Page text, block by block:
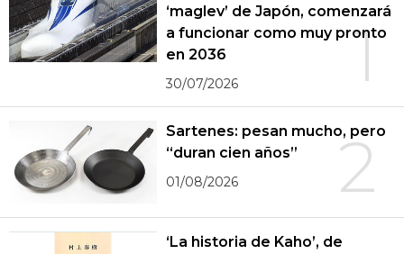
1
‘maglev’ de Japón, comenzará
a funcionar como muy pronto
en 2036
30/07/2026
2
Sartenes: pesan mucho, pero
“duran cien años”
01/08/2026
‘La historia de Kaho’, de